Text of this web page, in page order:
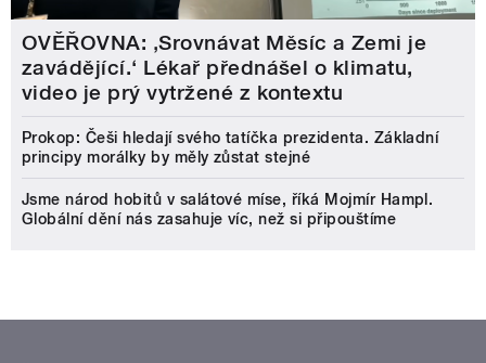
OVĚŘOVNA: ‚Srovnávat Měsíc a Zemi je
zavádějící.‘ Lékař přednášel o klimatu,
video je prý vytržené z kontextu
Prokop: Češi hledají svého tatíčka prezidenta. Základní
principy morálky by měly zůstat stejné
Jsme národ hobitů v salátové míse, říká Mojmír Hampl.
Globální dění nás zasahuje víc, než si připouštíme